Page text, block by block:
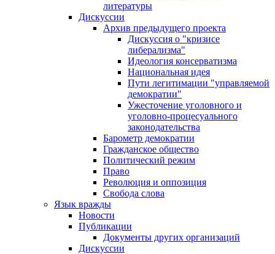
литературы
Дискуссии
Архив предыдущего проекта
Дискуссия о "кризисе
либерализма"
Идеология консерватизма
Национальная идея
Пути легитимации "управляемой
демократии"
Ужесточение уголовного и
уголовно-процесуального
законодательства
Барометр демократии
Гражданское общество
Политический режим
Право
Революция и оппозиция
Свобода слова
Язык вражды
Новости
Публикации
Документы других организаций
Дискуссии